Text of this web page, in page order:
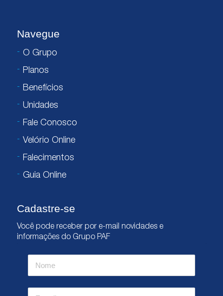
Navegue
O Grupo
Planos
Benefícios
Unidades
Fale Conosco
Velório Online
Falecimentos
Guia Online
Cadastre-se
Você pode receber por e-mail novidades e
informações do Grupo PAF